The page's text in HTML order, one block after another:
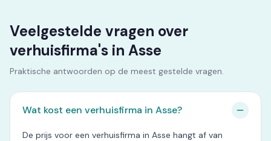
Veelgestelde vragen over
verhuisfirma's in Asse
Praktische antwoorden op de meest gestelde vragen.
Wat kost een verhuisfirma in Asse?
De prijs voor een verhuisfirma in Asse hangt af van